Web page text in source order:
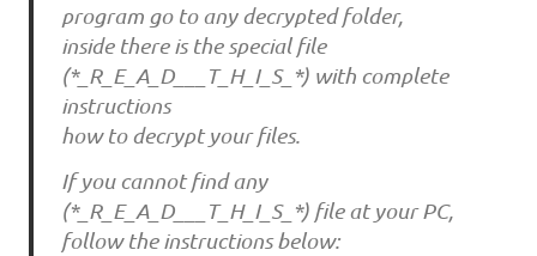
program go to any decrypted folder,
inside there is the special file
(*_R_E_A_D___T_H_I_S_*) with complete
instructions
how to decrypt your files.
If you cannot find any
(*_R_E_A_D___T_H_I_S_*) file at your PC,
follow the instructions below: